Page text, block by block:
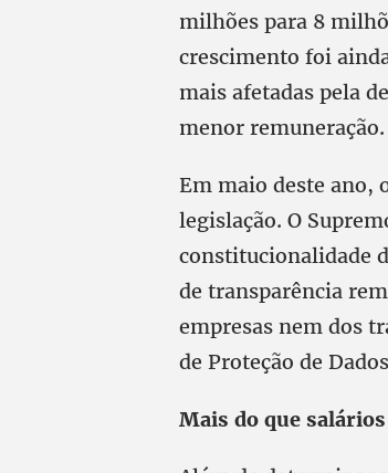
milhões para 8
crescimento foi
mais afetadas pela
menor remuneração.
Em maio deste ano,
legislação. O
constitucionalidade
de transparência
empresas nem dos
de Proteção de
Mais do que